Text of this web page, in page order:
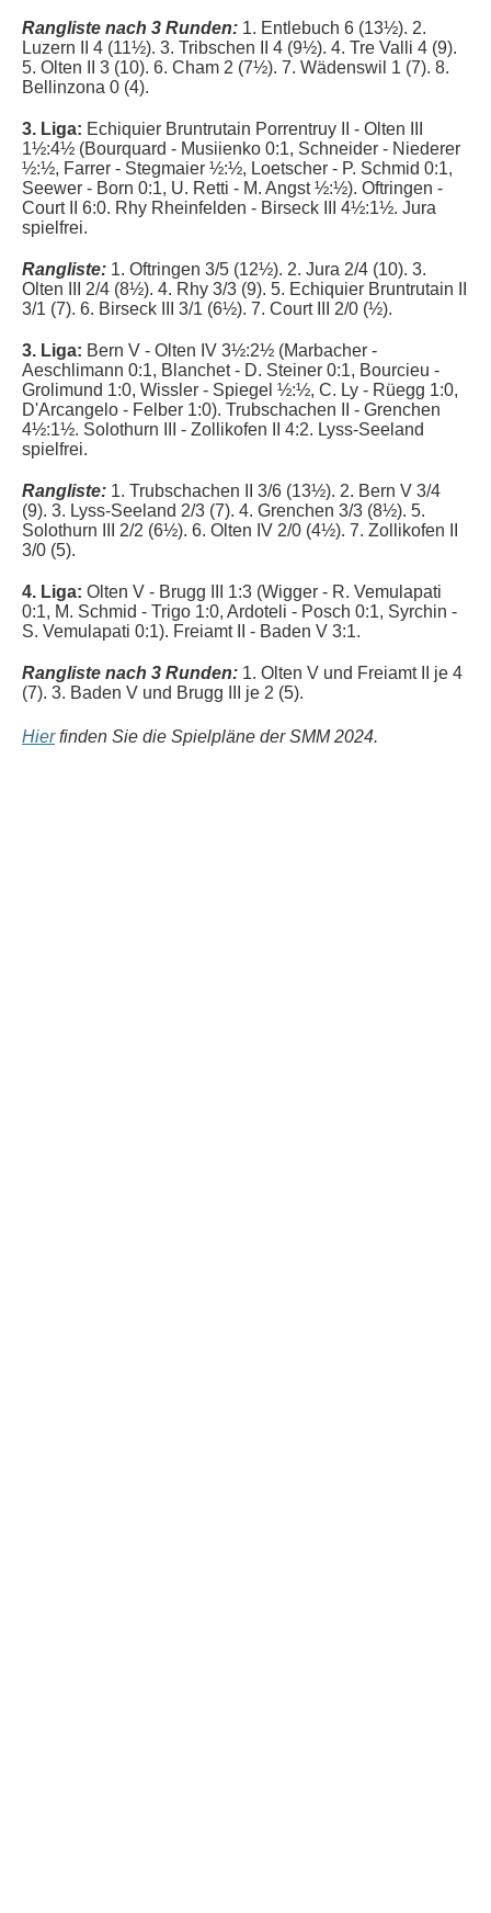
Rangliste nach 3 Runden: 1. Entlebuch 6 (13½). 2.
Luzern II 4 (11½). 3. Tribschen II 4 (9½). 4. Tre Valli 4 (9).
5. Olten II 3 (10). 6. Cham 2 (7½). 7. Wädenswil 1 (7). 8.
Bellinzona 0 (4).
3. Liga: Echiquier Bruntrutain Porrentruy II - Olten III
1½:4½ (Bourquard - Musiienko 0:1, Schneider - Niederer
½:½, Farrer - Stegmaier ½:½, Loetscher - P. Schmid 0:1,
Seewer - Born 0:1, U. Retti - M. Angst ½:½). Oftringen -
Court II 6:0. Rhy Rheinfelden - Birseck III 4½:1½. Jura
spielfrei.
Rangliste: 1. Oftringen 3/5 (12½). 2. Jura 2/4 (10). 3.
Olten III 2/4 (8½). 4. Rhy 3/3 (9). 5. Echiquier Bruntrutain II
3/1 (7). 6. Birseck III 3/1 (6½). 7. Court III 2/0 (½).
3. Liga: Bern V - Olten IV 3½:2½ (Marbacher -
Aeschlimann 0:1, Blanchet - D. Steiner 0:1, Bourcieu -
Grolimund 1:0, Wissler - Spiegel ½:½, C. Ly - Rüegg 1:0,
D'Arcangelo - Felber 1:0). Trubschachen II - Grenchen
4½:1½. Solothurn III - Zollikofen II 4:2. Lyss-Seeland
spielfrei.
Rangliste: 1. Trubschachen II 3/6 (13½). 2. Bern V 3/4
(9). 3. Lyss-Seeland 2/3 (7). 4. Grenchen 3/3 (8½). 5.
Solothurn III 2/2 (6½). 6. Olten IV 2/0 (4½). 7. Zollikofen II
3/0 (5).
4. Liga: Olten V - Brugg III 1:3 (Wigger - R. Vemulapati
0:1, M. Schmid - Trigo 1:0, Ardoteli - Posch 0:1, Syrchin -
S. Vemulapati 0:1). Freiamt II - Baden V 3:1.
Rangliste nach 3 Runden: 1. Olten V und Freiamt II je 4
(7). 3. Baden V und Brugg III je 2 (5).
Hier finden Sie die Spielpläne der SMM 2024.